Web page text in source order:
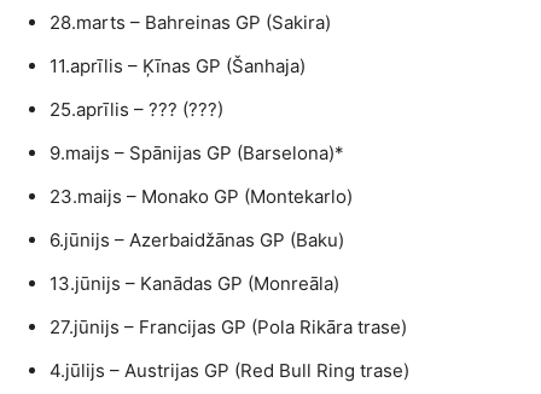
28.marts – Bahreinas GP (Sakira)
11.aprīlis – Ķīnas GP (Šanhaja)
25.aprīlis – ??? (???)
9.maijs – Spānijas GP (Barselona)*
23.maijs – Monako GP (Montekarlo)
6.jūnijs – Azerbaidžānas GP (Baku)
13.jūnijs – Kanādas GP (Monreāla)
27.jūnijs – Francijas GP (Pola Rikāra trase)
4.jūlijs – Austrijas GP (Red Bull Ring trase)